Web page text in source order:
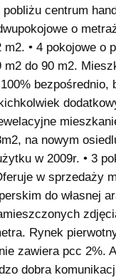
pobliżu centrum
o
m2. • 4 pokojowe o
m2 do 90 m2.
bezpośrednio,
na nowym
w 2009r. • 3
w sprzedaży
do własnej
Rynek
zawiera pcc 2%.
dobra